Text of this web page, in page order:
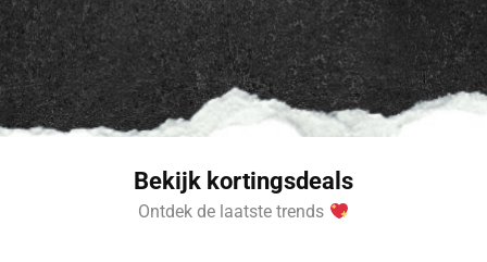
Bekijk kortingsdeals
Ontdek de laatste trends